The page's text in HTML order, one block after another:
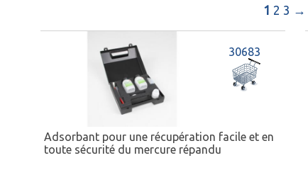
1 2 3 →
30683
Adsorbant pour une récupération facile et en
toute sécurité du mercure répandu